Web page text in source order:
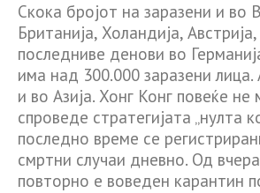
Скока бројот на заразени и во
Британија, Холандија,
последниве денови во
има над 300.000 заразени лица.
и во Азија. Хонг Конг повеќе не
спроведе стратегијата „нулта
последно време се
смртни случаи дневно. Од
повторно е воведен карантин